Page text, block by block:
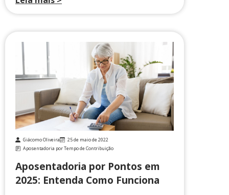
Giácomo Oliveira
25 de maio de 2022
Aposentadoria por Tempo de Contribuição
Aposentadoria por Pontos em
2025: Entenda Como Funciona